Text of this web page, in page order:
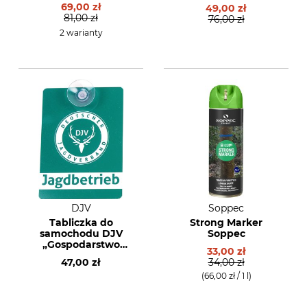
69,00 zł
81,00 zł
2 warianty
49,00 zł
76,00 zł
DJV
Tabliczka do
samochodu DJV
„Gospodarstwo
łowieckie”
47,00 zł
Soppec
Strong Marker
Soppec
33,00 zł
34,00 zł
(66,00 zł / 1 l)